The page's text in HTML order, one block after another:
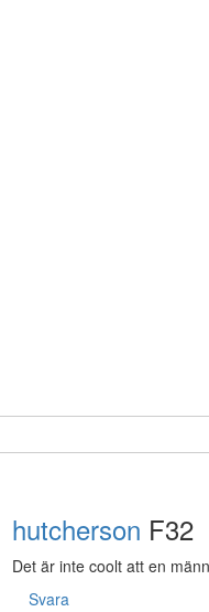
hutcherson F32
Det är inte coolt att en
Svara